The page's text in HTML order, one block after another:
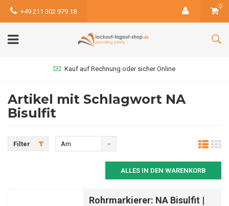
+49 211 302 979 18
0
Kauf auf Rechnung oder sicher Online
Artikel mit Schlagwort NA
Bisulfit
Filter
Am
ALLES IN DEN WARENKORB
Rohrmarkierer: NA Bisulfit |